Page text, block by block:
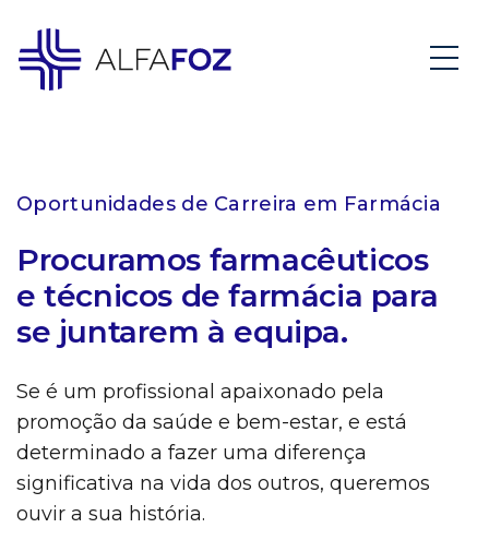
Oportunidades de Carreira em Farmácia
Procuramos farmacêuticos
e técnicos de farmácia para
se juntarem à equipa.
Se é um profissional apaixonado pela
promoção da saúde e bem-estar, e está
determinado a fazer uma diferença
significativa na vida dos outros, queremos
ouvir a sua história.